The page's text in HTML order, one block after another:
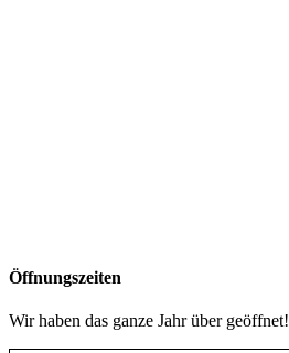
Öffnungszeiten
Wir haben das ganze Jahr über geöffnet!